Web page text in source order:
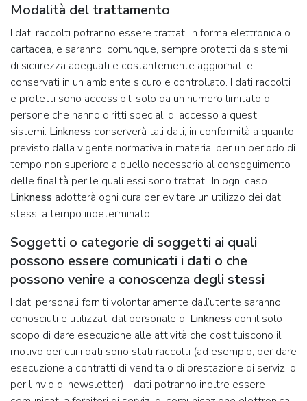
Modalità del trattamento
I dati raccolti potranno essere trattati in forma elettronica o
cartacea, e saranno, comunque, sempre protetti da sistemi
di sicurezza adeguati e costantemente aggiornati e
conservati in un ambiente sicuro e controllato. I dati raccolti
e protetti sono accessibili solo da un numero limitato di
persone che hanno diritti speciali di accesso a questi
sistemi. Linkness conserverà tali dati, in conformità a quanto
previsto dalla vigente normativa in materia, per un periodo di
tempo non superiore a quello necessario al conseguimento
delle finalità per le quali essi sono trattati. In ogni caso
Linkness adotterà ogni cura per evitare un utilizzo dei dati
stessi a tempo indeterminato.
Soggetti o categorie di soggetti ai quali
possono essere comunicati i dati o che
possono venire a conoscenza degli stessi
I dati personali forniti volontariamente dall’utente saranno
conosciuti e utilizzati dal personale di Linkness con il solo
scopo di dare esecuzione alle attività che costituiscono il
motivo per cui i dati sono stati raccolti (ad esempio, per dare
esecuzione a contratti di vendita o di prestazione di servizi o
per l’invio di newsletter). I dati potranno inoltre essere